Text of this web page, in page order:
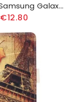
Κάλυμμα Samsung Galaxy A13 5G Άγριος Τίγρης
€12.80